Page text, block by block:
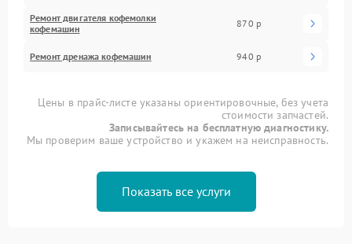
Ремонт двигателя кофемолки
кофемашин
870 р
Ремонт дренажа кофемашин 940 р
Цены в прайс-листе указаны ориентировочные, без учета
стоимости запчастей.
Записывайтесь на бесплатную диагностику.
Мы проверим ваше устройство и укажем на неисправность.
Показать все услуги